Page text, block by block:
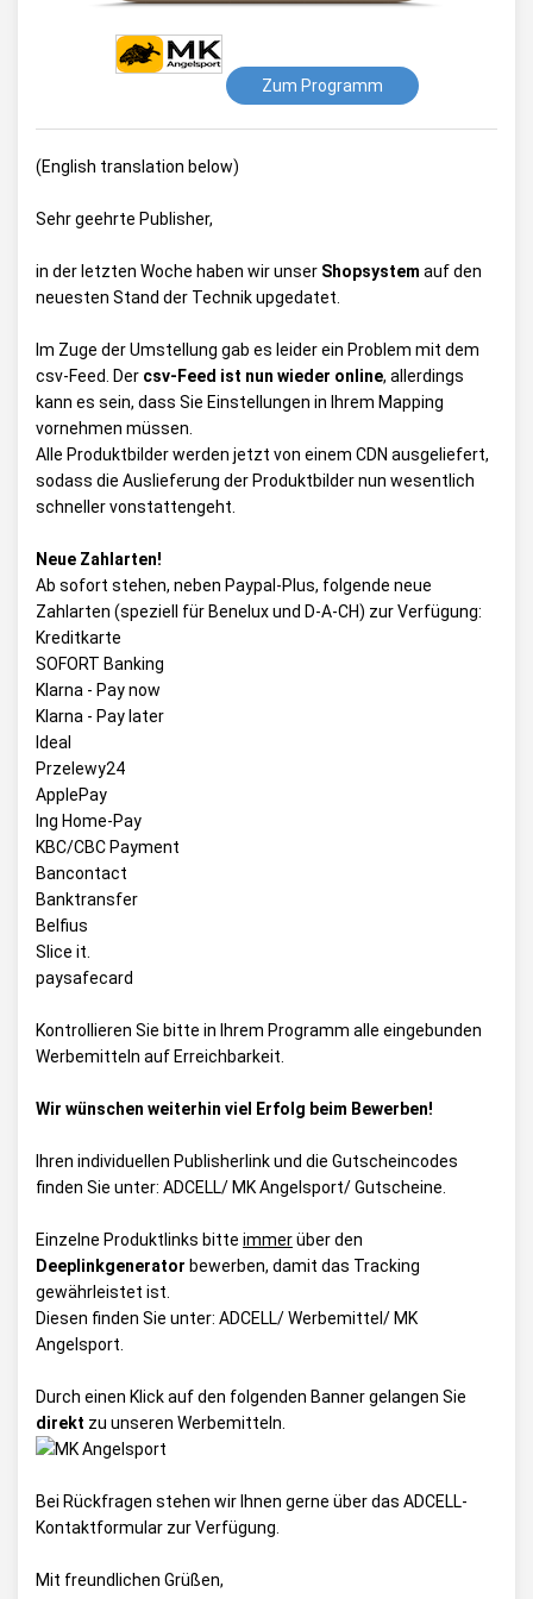
Zum Programm
(English translation below)
Sehr geehrte Publisher,
in der letzten Woche haben wir unser Shopsystem auf den
neuesten Stand der Technik upgedatet.
Im Zuge der Umstellung gab es leider ein Problem mit dem
csv-Feed. Der csv-Feed ist nun wieder online, allerdings
kann es sein, dass Sie Einstellungen in Ihrem Mapping
vornehmen müssen.
Alle Produktbilder werden jetzt von einem CDN ausgeliefert,
sodass die Auslieferung der Produktbilder nun wesentlich
schneller vonstattengeht.
Neue Zahlarten!
Ab sofort stehen, neben Paypal-Plus, folgende neue
Zahlarten (speziell für Benelux und D-A-CH) zur Verfügung:
Kreditkarte
SOFORT Banking
Klarna - Pay now
Klarna - Pay later
Ideal
Przelewy24
ApplePay
Ing Home-Pay
KBC/CBC Payment
Bancontact
Banktransfer
Belfius
Slice it.
paysafecard
Kontrollieren Sie bitte in Ihrem Programm alle eingebunden
Werbemitteln auf Erreichbarkeit.
Wir wünschen weiterhin viel Erfolg beim Bewerben!
Ihren individuellen Publisherlink und die Gutscheincodes
finden Sie unter: ADCELL/ MK Angelsport/ Gutscheine
Einzelne Produktlinks bitte immerüber den
Deeplinkgenerator bewerben, damit das Tracking
gewährleistet ist.
Diesen finden Sie unter: ADCELL/ Werbemittel/ MK
Angelsport
Durch einen Klick auf den folgenden Banner gelangen Sie
direkt zu unseren Werbemitteln.
Bei Rückfragen stehen wir Ihnen gerne über das ADCELL-
Kontaktformular zur Verfügung.
Mit freundlichen Grüßen,